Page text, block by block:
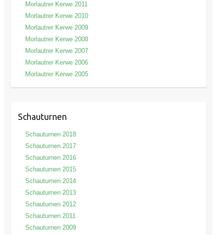
Morlautrer Kerwe 2011
Morlautrer Kerwe 2010
Morlautrer Kerwe 2009
Morlautrer Kerwe 2008
Morlautrer Kerwe 2007
Morlautrer Kerwe 2006
Morlautrer Kerwe 2005
Schauturnen
Schauturnen 2018
Schauturnen 2017
Schauturnen 2016
Schauturnen 2015
Schauturnen 2014
Schauturnen 2013
Schauturnen 2012
Schauturnen 2011
Schauturnen 2009